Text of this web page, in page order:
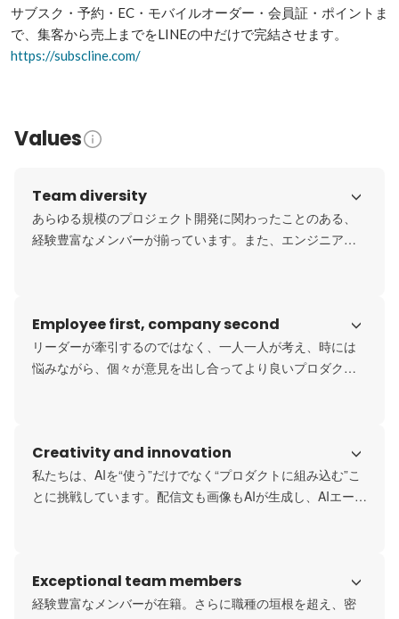
サブスク・予約・EC・モバイルオーダー・会員証・ポイントま
https://subscline.com/
Values
Team diversity
あらゆる規模のプロジェクト開発に関わったことのある、
経験豊富なメンバーが揃っています。また、エンジニア・
なって制作を行っています。さらに弊社に所属するメンバ
ーは国籍もさまざま。各々の個性や価値観を尊重しながら
仕事をしています。
Employee first, company second
リーダーが牽引するのではなく、一人一人が考え、時には
悩みながら、個々が意見を出し合ってより良いプロダクト
Creativity and innovation
私たちは、AIを“使う”だけでなく“プロダクトに組み込む”こ
とに挑戦しています。配信文も画像もAIが生成し、AIエージ
しい知識を取り入れ、より良い形へアップグレードし続け
ます。
Exceptional team members
経験豊富なメンバーが在籍。さらに職種の垣根を超え、密